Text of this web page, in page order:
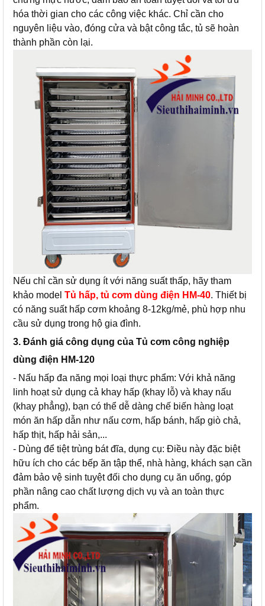
hóa thời gian cho các công việc khác. Chỉ cần cho
nguyên liệu vào, đóng cửa và bật công tắc, tủ sẽ hoàn
thành phần còn lại.
Nếu chỉ cần sử dụng ít với năng suất thấp, hãy tham
khảo model Tủ hấp, tủ cơm dùng điện HM-40. Thiết bị
có năng suất hấp cơm khoảng 8-12kg/mẻ, phù hợp nhu
cầu sử dụng trong hộ gia đình.
3. Đánh giá công dụng của Tủ cơm công nghiệp
dùng điện HM-120
- Nấu hấp đa năng mọi loại thực phẩm: Với khả năng
linh hoạt sử dụng cả khay hấp (khay lỗ) và khay nấu
(khay phẳng), bạn có thể dễ dàng chế biến hàng loạt
món ăn hấp dẫn như nấu cơm, hấp bánh, hấp giò chả,
hấp thịt, hấp hải sản,...
- Dùng để tiệt trùng bát đĩa, dụng cụ: Điều này đặc biệt
hữu ích cho các bếp ăn tập thể, nhà hàng, khách sạn cần
đảm bảo vệ sinh tuyệt đối cho dụng cụ ăn uống, góp
phần nâng cao chất lượng dịch vụ và an toàn thực
phẩm.